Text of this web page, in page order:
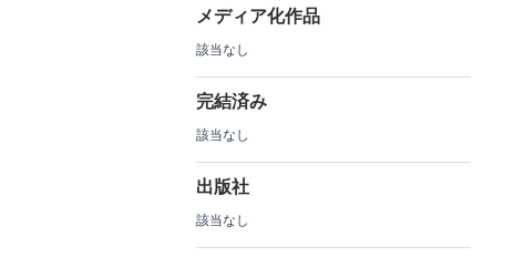
メディア化作品
該当なし
完結済み
該当なし
出版社
該当なし